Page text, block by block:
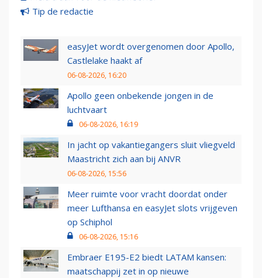
Tip de redactie
easyJet wordt overgenomen door Apollo,
Castlelake haakt af
06-08-2026, 16:20
Apollo geen onbekende jongen in de
luchtvaart
06-08-2026, 16:19
In jacht op vakantiegangers sluit vliegveld
Maastricht zich aan bij ANVR
06-08-2026, 15:56
Meer ruimte voor vracht doordat onder
meer Lufthansa en easyJet slots vrijgeven
op Schiphol
06-08-2026, 15:16
Embraer E195-E2 biedt LATAM kansen:
maatschappij zet in op nieuwe